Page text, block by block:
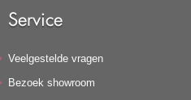
Service
Veelgestelde vragen
Bezoek showroom